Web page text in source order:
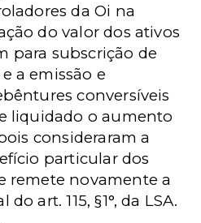
da Oi na
do valor dos ativos
para subscrição de
a emissão e
conversíveis
liquidado o aumento
consideraram a
particular dos
remete novamente a
art. 115, §1°, da LSA.